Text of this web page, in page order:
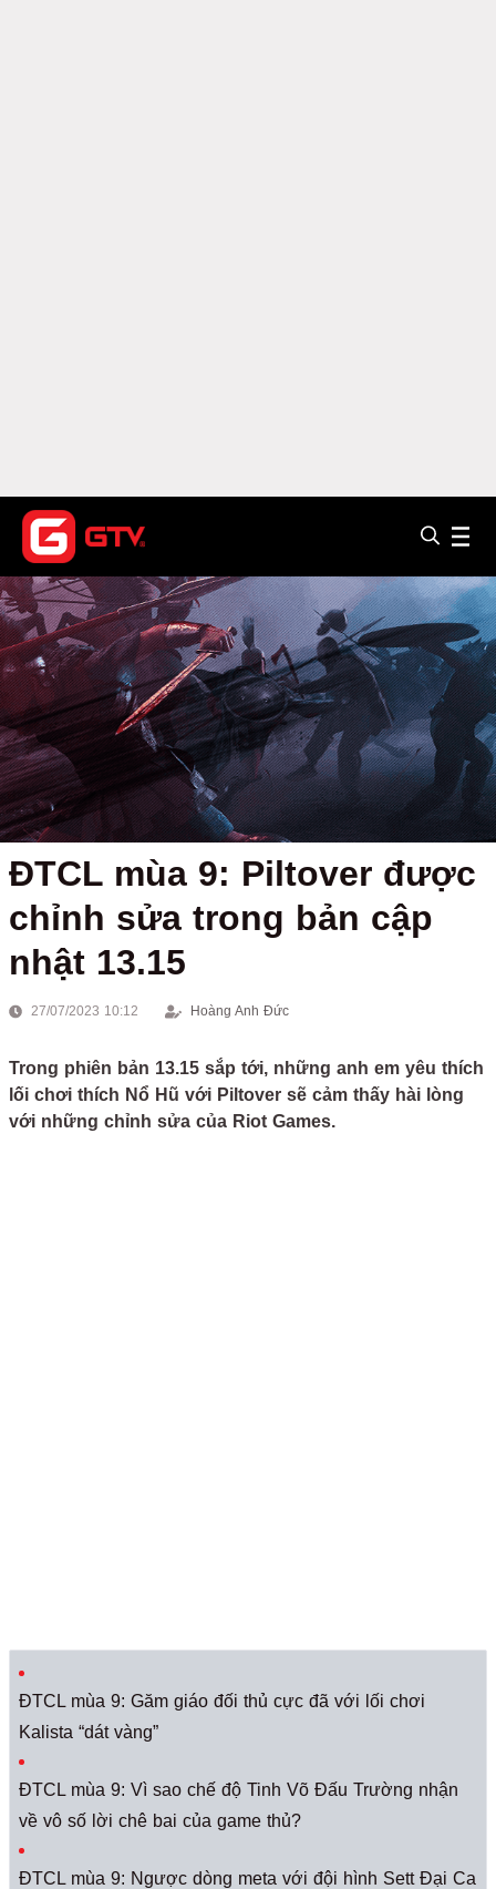
ĐTCL mùa 9: Piltover được
chỉnh sửa trong bản cập
nhật 13.15
27/07/2023 10:12 Hoàng Anh Đức
Trong phiên bản 13.15 sắp tới, những anh em yêu thích
lối chơi thích Nổ Hũ với Piltover sẽ cảm thấy hài lòng
với những chỉnh sửa của Riot Games.
ĐTCL mùa 9: Găm giáo đối thủ cực đã với lối chơi
Kalista “dát vàng”
ĐTCL mùa 9: Vì sao chế độ Tinh Võ Đấu Trường nhận
về vô số lời chê bai của game thủ?
ĐTCL mùa 9: Ngược dòng meta với đội hình Sett Đại Ca